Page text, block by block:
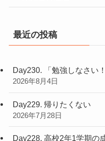
最近の投稿
Day230. 「勉強しなさい
2026年8月4日
Day229. 帰りたくない
2026年7月28日
Day228. 高校2年1学期の